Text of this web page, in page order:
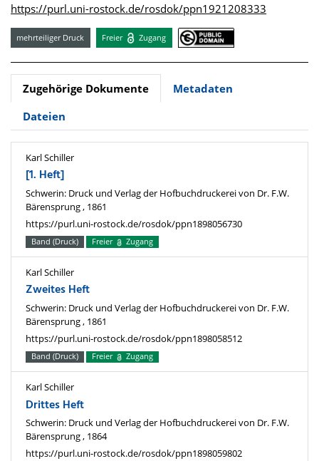
https://purl.uni-rostock.de/rosdok/ppn1921208333
mehrteiliger Druck Freier Zugang
Zugehörige Dokumente
Metadaten
Dateien
Karl Schiller
[1. Heft]
Schwerin: Druck und Verlag der Hofbuchdruckerei von Dr. F.W.
Bärensprung , 1861
https://purl.uni-rostock.de/rosdok/ppn1898056730
Band (Druck) Freier Zugang
Karl Schiller
Zweites Heft
Schwerin: Druck und Verlag der Hofbuchdruckerei von Dr. F.W.
Bärensprung , 1861
https://purl.uni-rostock.de/rosdok/ppn1898058512
Band (Druck) Freier Zugang
Karl Schiller
Drittes Heft
Schwerin: Druck und Verlag der Hofbuchdruckerei von Dr. F.W.
Bärensprung , 1864
https://purl.uni-rostock.de/rosdok/ppn1898059802